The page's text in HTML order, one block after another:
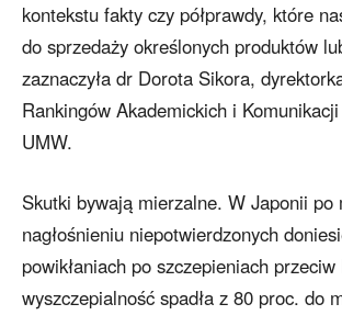
kontekstu fakty czy półprawdy, które
do sprzedaży określonych produktów
zaznaczyła dr Dorota Sikora,
Rankingów Akademickich i
UMW.
Skutki bywają mierzalne. W Japonii po
nagłośnieniu niepotwierdzonych
powikłaniach po szczepieniach przeciw
wyszczepialność spadła z 80 proc. do